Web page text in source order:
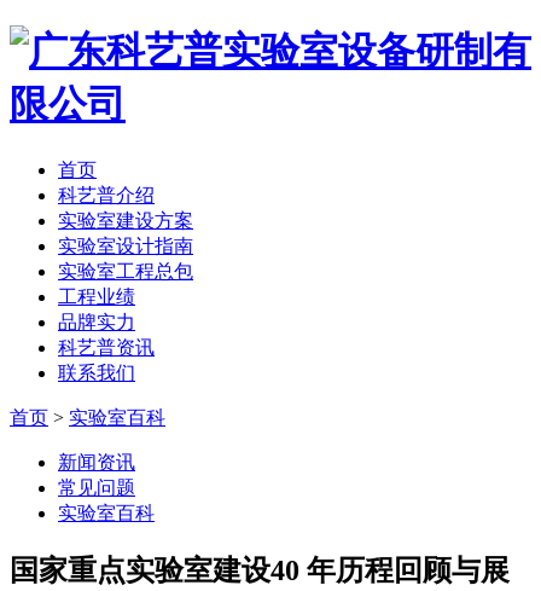
首页
科艺普介绍
实验室建设方案
实验室设计指南
实验室工程总包
工程业绩
品牌实力
科艺普资讯
联系我们
首页 > 实验室百科
新闻资讯
常见问题
实验室百科
国家重点实验室建设40 年历程回顾与展